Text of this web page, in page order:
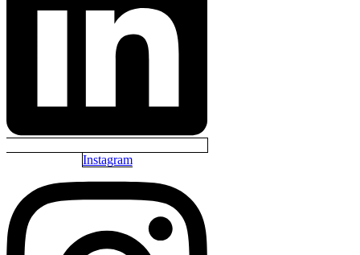
Instagram